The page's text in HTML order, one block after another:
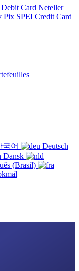
Debit Card Neteller
Pix SPEI Credit Card
어
Deutsch
Dansk
(Brasil)